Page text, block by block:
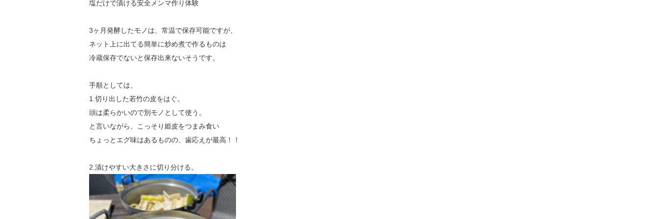
塩だけで漬ける安全メンマ作り体験
3ヶ月発酵したモノは、常温で保存可能ですが、
ネット上に出てる簡単に炒め煮で作るものは
冷蔵保存でないと保存出来ないそうです。
手順としては、
1.切り出した若竹の皮をはぐ。
頭は柔らかいので別モノとして使う。
と言いながら、こっそり姫皮をつまみ食い
ちょっとエグ味はあるものの、歯応えが最高！！
2.漬けやすい大きさに切り分ける。